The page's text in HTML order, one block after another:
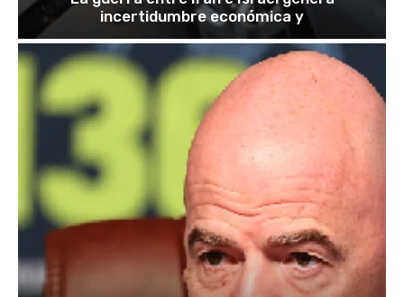
incertidumbre económica y